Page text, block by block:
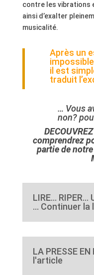
contre les vibrations
ainsi d’exalter
musicalité.
Après un
il est
traduit
… Vous
non?
comprendrez
partie de
LIRE… RIPER…
... Continuer la
LA PRESSE EN
l'article